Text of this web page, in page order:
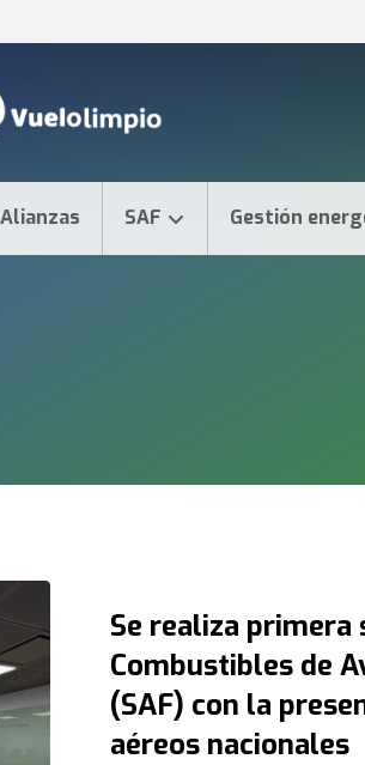
Alianzas SAF Gestión
Se realiza primera
Combustibles de
(SAF) con la
aéreos nacionales